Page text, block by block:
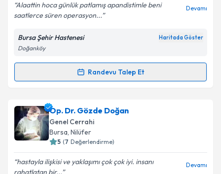
Alaattin hoca günlük patlamış apandistimle beni
saatlerce süren operasyon...
Devamı
Bursa Şehir Hastenesi Haritada Göster
Doğanköy
Randevu Talep Et
Randevu Takvimi Talebi
Op. Dr. Alaattin Güleriçin randevu takvimi talebi
oluşturun. Size bu uzmandan randevu almanız için bir
takvim hazırlandığında e-posta ile bilgilendireceğiz.
Op. Dr. Gözde Doğan
Genel Cerrahi
Bursa, Nilüfer
5 (7 Değerlendirme)
hastayla ilişkisi ve yaklaşımı çok çok iyi. insanı
rahatlatan bir...
Devamı